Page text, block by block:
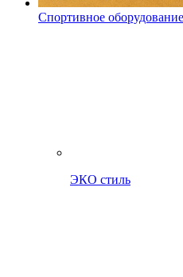
Спортивное оборудование
ЭКО стиль